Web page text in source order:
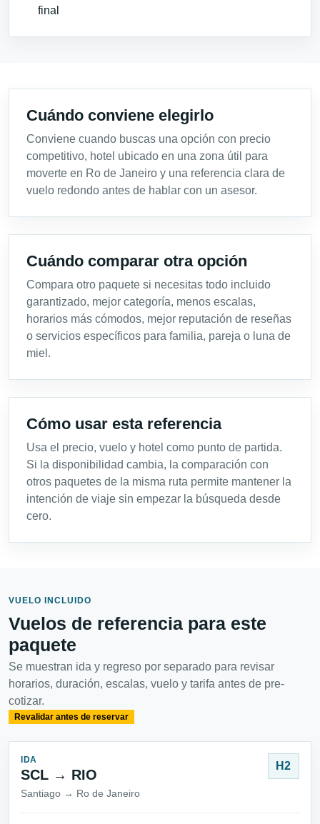
final
Cuándo conviene elegirlo
Conviene cuando buscas una opción con precio
competitivo, hotel ubicado en una zona útil para
moverte en Ro de Janeiro y una referencia clara de
vuelo redondo antes de hablar con un asesor.
Cuándo comparar otra opción
Compara otro paquete si necesitas todo incluido
garantizado, mejor categoría, menos escalas,
horarios más cómodos, mejor reputación de reseñas
o servicios específicos para familia, pareja o luna de
miel.
Cómo usar esta referencia
Usa el precio, vuelo y hotel como punto de partida.
Si la disponibilidad cambia, la comparación con
otros paquetes de la misma ruta permite mantener la
intención de viaje sin empezar la búsqueda desde
cero.
VUELO INCLUIDO
Vuelos de referencia para este
paquete
Se muestran ida y regreso por separado para revisar
horarios, duración, escalas, vuelo y tarifa antes de pre-
cotizar.
Revalidar antes de reservar
IDA
SCL → RIO
Santiago → Ro de Janeiro
H2